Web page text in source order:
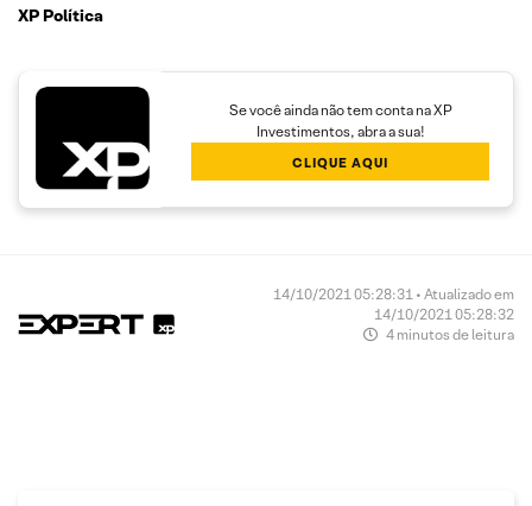
XP Política
Se você ainda não tem conta na XP
Investimentos, abra a sua!
CLIQUE AQUI
14/10/2021 05:28:31 • Atualizado em
14/10/2021 05:28:32
4 minutos de leitura